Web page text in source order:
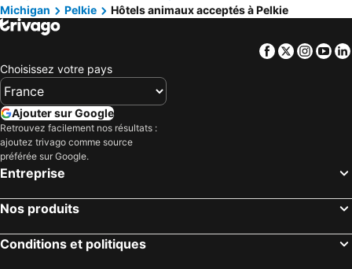
Michigan
Pelkie Hôtels animaux acceptés à Pelkie
Facebook
Twitter
Choisissez votre pays
Ajouter sur Google
Retrouvez facilement nos résultats :
ajoutez trivago comme source
préférée sur Google.
Entreprise
Nos produits
Conditions et politiques